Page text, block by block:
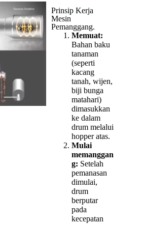
Prinsip Kerja
Mesin
Pemanggang.
Memuat:
Bahan baku
tanaman
(seperti
kacang
tanah, wijen,
biji bunga
matahari)
dimasukkan
ke dalam
drum melalui
hopper atas.
Mulai
memanggan
g: Setelah
pemanasan
dimulai,
drum
berputar
pada
kecepatan